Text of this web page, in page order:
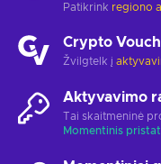
Patikrink regiono
Crypto
Žvilgtelk į
Aktyvavimo
Tai skaitmeninė
Momentinis